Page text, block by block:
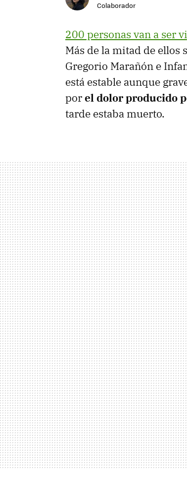
Colaborador
200 personas van a ser
Más de la mitad de ellos
Gregorio Marañón e
está estable aunque
porel dolor producido
tarde estaba muerto.